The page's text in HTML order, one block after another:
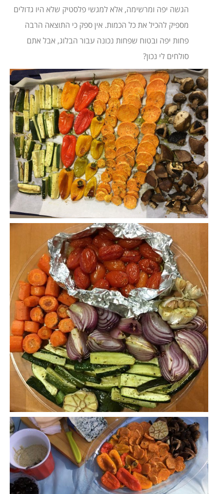
הגשה יפה ומרשימה, אלא למגשי פלסטיק שלא היו גדולים
מספיק להכיל את כל הכמות. אין ספק כי התוצאה הרבה
פחות יפה ובטוח שפחות נכונה עבור הבלוג, אבל אתם
סולחים לי נכון?